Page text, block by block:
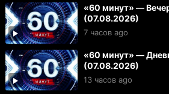
«60 минут» —
(07.08.2026)
7 часов ago
«60 минут» —
(07.08.2026)
13 часов ago